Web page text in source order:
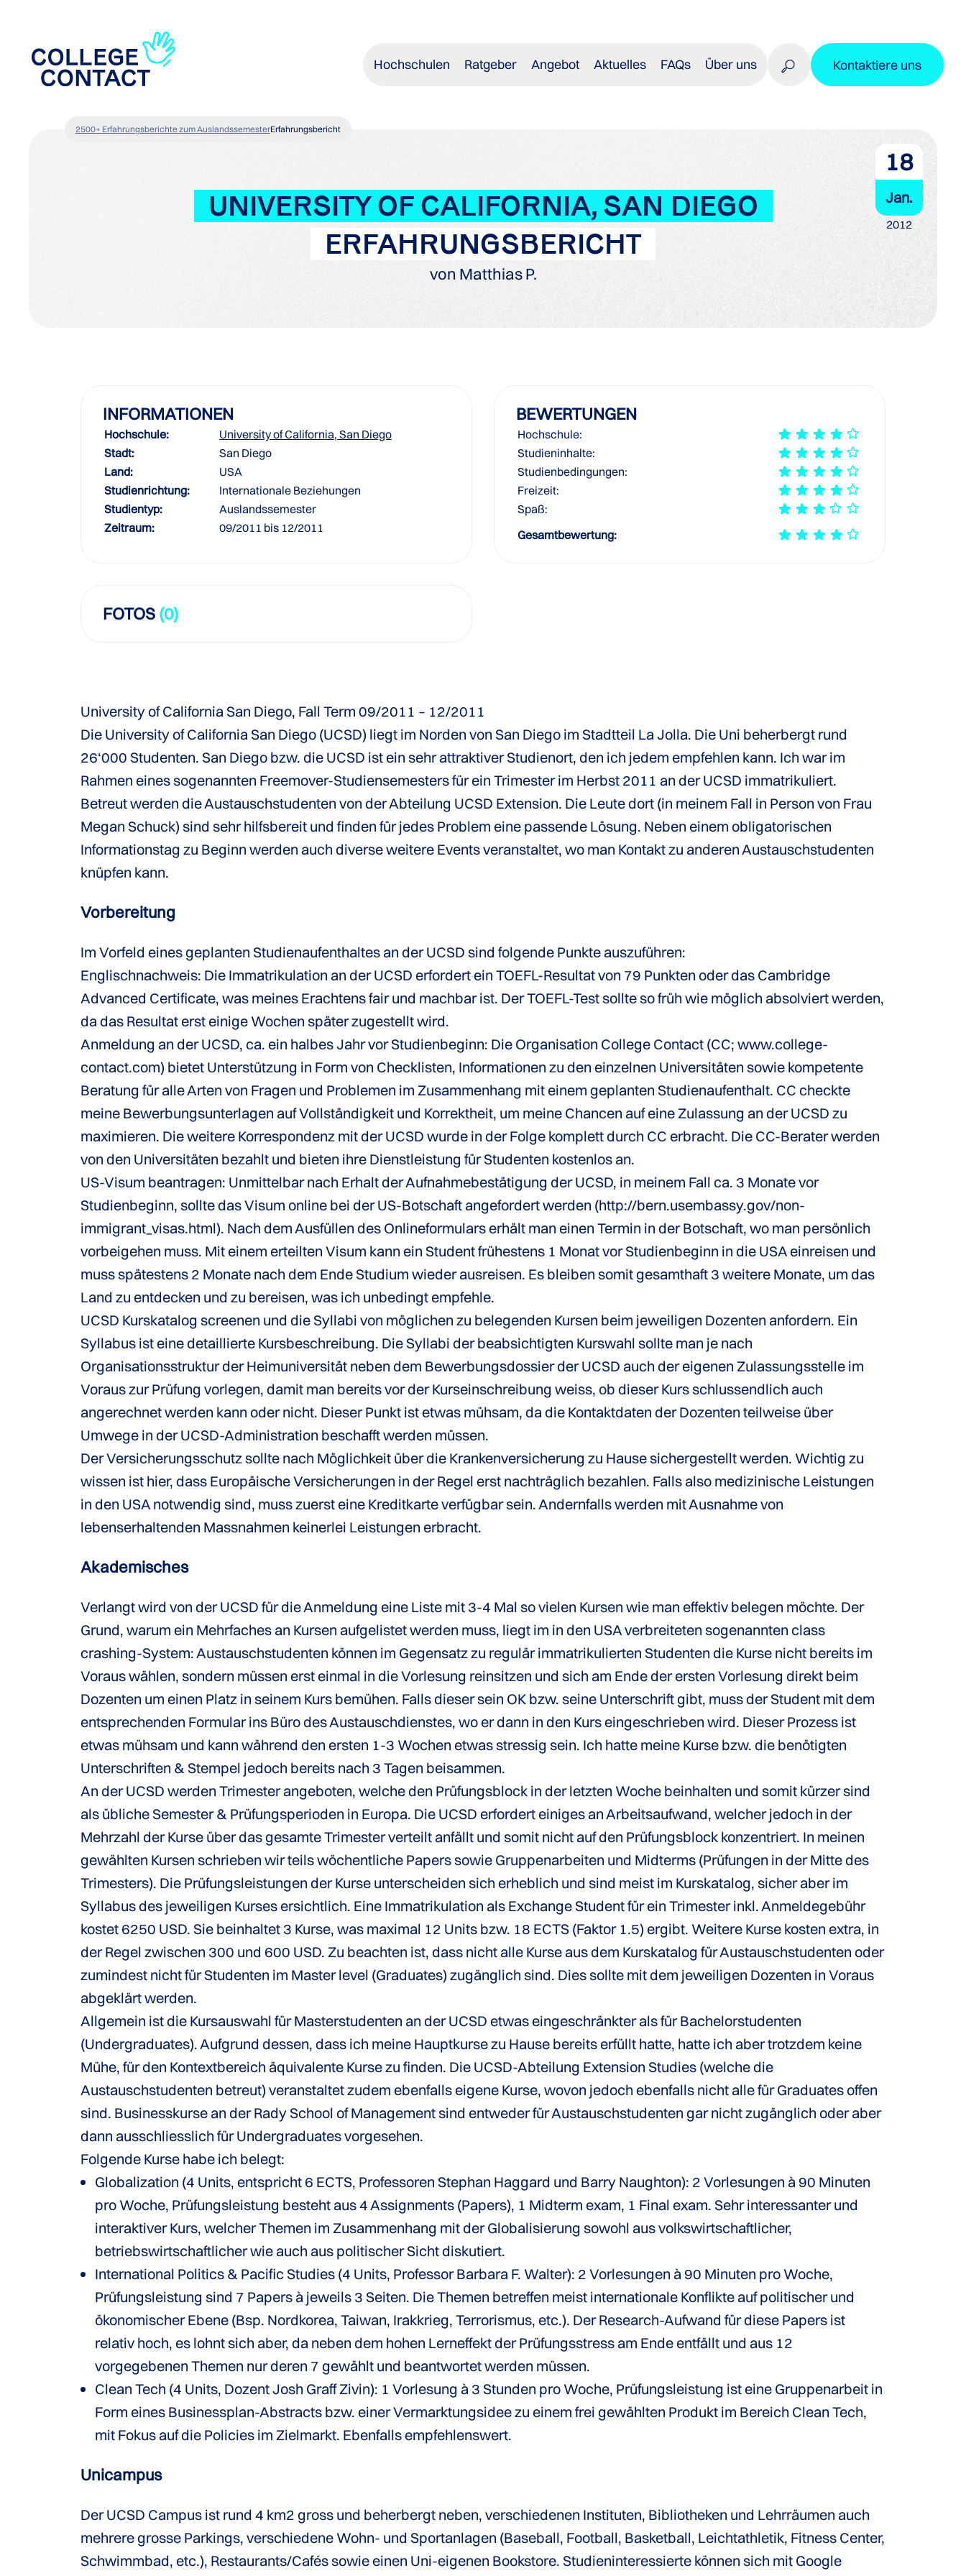
Hochschulen Ratgeber Angebot Aktuelles FAQs Über uns Kontaktiere uns
2500+ Erfahrungsberichte zum AuslandssemesterErfahrungsbericht
UNIVERSITY OF CALIFORNIA, SAN DIEGO
ERFAHRUNGSBERICHT
von Matthias P.
18
Jan.
2012
INFORMATIONEN
Hochschule:
University of California, San Diego
Stadt:
San Diego
Land:
USA
Studienrichtung:
Internationale Beziehungen
Studientyp:
Auslandssemester
Zeitraum:
09/2011 bis 12/2011
BEWERTUNGEN
Hochschule:
Studieninhalte:
Studienbedingungen:
Freizeit:
Spaß:
Gesamtbewertung:
FOTOS (0)
University of California San Diego, Fall Term 09/2011 – 12/2011
Die University of California San Diego (UCSD) liegt im Norden von San Diego im Stadtteil La Jolla. Die Uni beherbergt rund
26‘000 Studenten. San Diego bzw. die UCSD ist ein sehr attraktiver Studienort, den ich jedem empfehlen kann. Ich war im
Rahmen eines sogenannten Freemover-Studiensemesters für ein Trimester im Herbst 2011 an der UCSD immatrikuliert.
Betreut werden die Austauschstudenten von der Abteilung UCSD Extension. Die Leute dort (in meinem Fall in Person von Frau
Megan Schuck) sind sehr hilfsbereit und finden für jedes Problem eine passende Lösung. Neben einem obligatorischen
Informationstag zu Beginn werden auch diverse weitere Events veranstaltet, wo man Kontakt zu anderen Austauschstudenten
knüpfen kann.
Vorbereitung
Im Vorfeld eines geplanten Studienaufenthaltes an der UCSD sind folgende Punkte auszuführen:
Englischnachweis: Die Immatrikulation an der UCSD erfordert ein TOEFL-Resultat von 79 Punkten oder das Cambridge
Advanced Certificate, was meines Erachtens fair und machbar ist. Der TOEFL-Test sollte so früh wie möglich absolviert werden,
da das Resultat erst einige Wochen später zugestellt wird.
Anmeldung an der UCSD, ca. ein halbes Jahr vor Studienbeginn: Die Organisation College Contact (CC; www.college-
contact.com) bietet Unterstützung in Form von Checklisten, Informationen zu den einzelnen Universitäten sowie kompetente
Beratung für alle Arten von Fragen und Problemen im Zusammenhang mit einem geplanten Studienaufenthalt. CC checkte
meine Bewerbungsunterlagen auf Vollständigkeit und Korrektheit, um meine Chancen auf eine Zulassung an der UCSD zu
maximieren. Die weitere Korrespondenz mit der UCSD wurde in der Folge komplett durch CC erbracht. Die CC-Berater werden
von den Universitäten bezahlt und bieten ihre Dienstleistung für Studenten kostenlos an.
US-Visum beantragen: Unmittelbar nach Erhalt der Aufnahmebestätigung der UCSD, in meinem Fall ca. 3 Monate vor
Studienbeginn, sollte das Visum online bei der US-Botschaft angefordert werden (http://bern.usembassy.gov/non-
immigrant_visas.html). Nach dem Ausfüllen des Onlineformulars erhält man einen Termin in der Botschaft, wo man persönlich
vorbeigehen muss. Mit einem erteilten Visum kann ein Student frühestens 1 Monat vor Studienbeginn in die USA einreisen und
muss spätestens 2 Monate nach dem Ende Studium wieder ausreisen. Es bleiben somit gesamthaft 3 weitere Monate, um das
Land zu entdecken und zu bereisen, was ich unbedingt empfehle.
UCSD Kurskatalog screenen und die Syllabi von möglichen zu belegenden Kursen beim jeweiligen Dozenten anfordern. Ein
Syllabus ist eine detaillierte Kursbeschreibung. Die Syllabi der beabsichtigten Kurswahl sollte man je nach
Organisationsstruktur der Heimuniversität neben dem Bewerbungsdossier der UCSD auch der eigenen Zulassungsstelle im
Voraus zur Prüfung vorlegen, damit man bereits vor der Kurseinschreibung weiss, ob dieser Kurs schlussendlich auch
angerechnet werden kann oder nicht. Dieser Punkt ist etwas mühsam, da die Kontaktdaten der Dozenten teilweise über
Umwege in der UCSD-Administration beschafft werden müssen.
Der Versicherungsschutz sollte nach Möglichkeit über die Krankenversicherung zu Hause sichergestellt werden. Wichtig zu
wissen ist hier, dass Europäische Versicherungen in der Regel erst nachträglich bezahlen. Falls also medizinische Leistungen
in den USA notwendig sind, muss zuerst eine Kreditkarte verfügbar sein. Andernfalls werden mit Ausnahme von
lebenserhaltenden Massnahmen keinerlei Leistungen erbracht.
Akademisches
Verlangt wird von der UCSD für die Anmeldung eine Liste mit 3-4 Mal so vielen Kursen wie man effektiv belegen möchte. Der
Grund, warum ein Mehrfaches an Kursen aufgelistet werden muss, liegt im in den USA verbreiteten sogenannten class
crashing-System: Austauschstudenten können im Gegensatz zu regulär immatrikulierten Studenten die Kurse nicht bereits im
Voraus wählen, sondern müssen erst einmal in die Vorlesung reinsitzen und sich am Ende der ersten Vorlesung direkt beim
Dozenten um einen Platz in seinem Kurs bemühen. Falls dieser sein OK bzw. seine Unterschrift gibt, muss der Student mit dem
entsprechenden Formular ins Büro des Austauschdienstes, wo er dann in den Kurs eingeschrieben wird. Dieser Prozess ist
etwas mühsam und kann während den ersten 1-3 Wochen etwas stressig sein. Ich hatte meine Kurse bzw. die benötigten
Unterschriften & Stempel jedoch bereits nach 3 Tagen beisammen.
An der UCSD werden Trimester angeboten, welche den Prüfungsblock in der letzten Woche beinhalten und somit kürzer sind
als übliche Semester & Prüfungsperioden in Europa. Die UCSD erfordert einiges an Arbeitsaufwand, welcher jedoch in der
Mehrzahl der Kurse über das gesamte Trimester verteilt anfällt und somit nicht auf den Prüfungsblock konzentriert. In meinen
gewählten Kursen schrieben wir teils wöchentliche Papers sowie Gruppenarbeiten und Midterms (Prüfungen in der Mitte des
Trimesters). Die Prüfungsleistungen der Kurse unterscheiden sich erheblich und sind meist im Kurskatalog, sicher aber im
Syllabus des jeweiligen Kurses ersichtlich. Eine Immatrikulation als Exchange Student für ein Trimester inkl. Anmeldegebühr
kostet 6250 USD. Sie beinhaltet 3 Kurse, was maximal 12 Units bzw. 18 ECTS (Faktor 1.5) ergibt. Weitere Kurse kosten extra, in
der Regel zwischen 300 und 600 USD. Zu beachten ist, dass nicht alle Kurse aus dem Kurskatalog für Austauschstudenten oder
zumindest nicht für Studenten im Master level (Graduates) zugänglich sind. Dies sollte mit dem jeweiligen Dozenten in Voraus
abgeklärt werden.
Allgemein ist die Kursauswahl für Masterstudenten an der UCSD etwas eingeschränkter als für Bachelorstudenten
(Undergraduates). Aufgrund dessen, dass ich meine Hauptkurse zu Hause bereits erfüllt hatte, hatte ich aber trotzdem keine
Mühe, für den Kontextbereich äquivalente Kurse zu finden. Die UCSD-Abteilung Extension Studies (welche die
Austauschstudenten betreut) veranstaltet zudem ebenfalls eigene Kurse, wovon jedoch ebenfalls nicht alle für Graduates offen
sind. Businesskurse an der Rady School of Management sind entweder für Austauschstudenten gar nicht zugänglich oder aber
dann ausschliesslich für Undergraduates vorgesehen.
Folgende Kurse habe ich belegt:
Globalization (4 Units, entspricht 6 ECTS, Professoren Stephan Haggard und Barry Naughton): 2 Vorlesungen à 90 Minuten
pro Woche, Prüfungsleistung besteht aus 4 Assignments (Papers), 1 Midterm exam, 1 Final exam. Sehr interessanter und
interaktiver Kurs, welcher Themen im Zusammenhang mit der Globalisierung sowohl aus volkswirtschaftlicher,
betriebswirtschaftlicher wie auch aus politischer Sicht diskutiert.
International Politics & Pacific Studies (4 Units, Professor Barbara F. Walter): 2 Vorlesungen à 90 Minuten pro Woche,
Prüfungsleistung sind 7 Papers à jeweils 3 Seiten. Die Themen betreffen meist internationale Konflikte auf politischer und
ökonomischer Ebene (Bsp. Nordkorea, Taiwan, Irakkrieg, Terrorismus, etc.). Der Research-Aufwand für diese Papers ist
relativ hoch, es lohnt sich aber, da neben dem hohen Lerneffekt der Prüfungsstress am Ende entfällt und aus 12
vorgegebenen Themen nur deren 7 gewählt und beantwortet werden müssen.
Clean Tech (4 Units, Dozent Josh Graff Zivin): 1 Vorlesung à 3 Stunden pro Woche, Prüfungsleistung ist eine Gruppenarbeit in
Form eines Businessplan-Abstracts bzw. einer Vermarktungsidee zu einem frei gewählten Produkt im Bereich Clean Tech,
mit Fokus auf die Policies im Zielmarkt. Ebenfalls empfehlenswert.
Unicampus
Der UCSD Campus ist rund 4 km2 gross und beherbergt neben, verschiedenen Instituten, Bibliotheken und Lehrräumen auch
mehrere grosse Parkings, verschiedene Wohn- und Sportanlagen (Baseball, Football, Basketball, Leichtathletik, Fitness Center,
Schwimmbad, etc.), Restaurants/Cafés sowie einen Uni-eigenen Bookstore. Studieninteressierte können sich mit Google